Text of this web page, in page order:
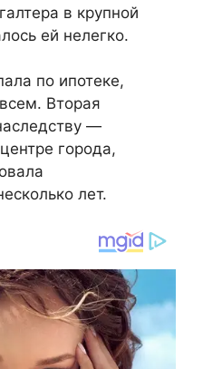
в крупной
ей нелегко.
по ипотеке,
Вторая
—
города,
лет.